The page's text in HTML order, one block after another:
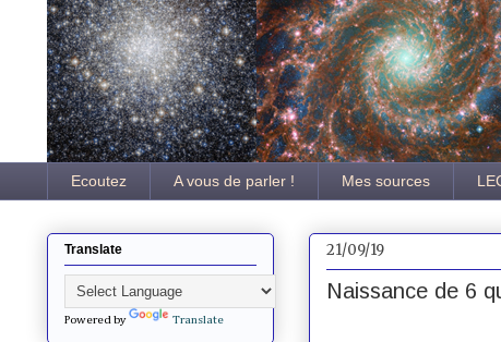
Ecoutez A vous de parler ! Mes sources
21/09/19
Naissance de 6
Translate
Powered by Translate